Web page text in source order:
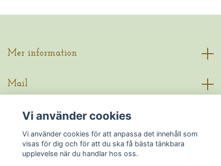
Mer information
Mail
Sociala medier
Vi använder cookies
Vi använder cookies för att anpassa det innehåll som
visas för dig och för att du ska få bästa tänkbara
upplevelse när du handlar hos oss.